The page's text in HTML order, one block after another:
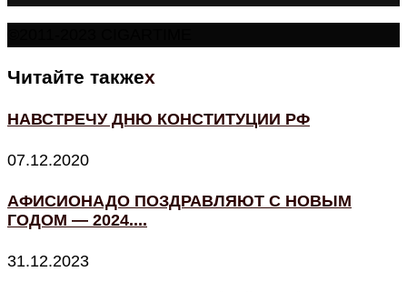
Читайте такжеx
НАВСТРЕЧУ ДНЮ КОНСТИТУЦИИ РФ
07.12.2020
АФИСИОНАДО ПОЗДРАВЛЯЮТ С НОВЫМ
ГОДОМ — 2024....
31.12.2023